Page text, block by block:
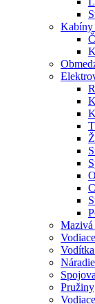
Kabíny
Mazivá
Náradie
Pružiny